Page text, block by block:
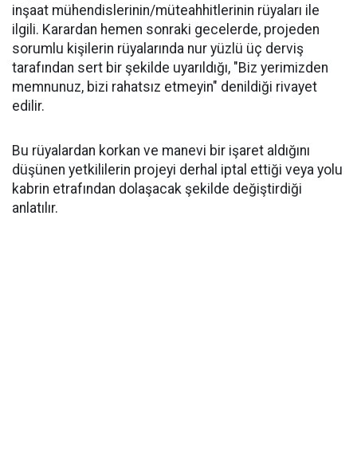
inşaat mühendislerinin/müteahhitlerinin rüyaları ile
ilgili. Karardan hemen sonraki gecelerde, projeden
sorumlu kişilerin rüyalarında nur yüzlü üç derviş
tarafından sert bir şekilde uyarıldığı, "Biz yerimizden
memnunuz, bizi rahatsız etmeyin" denildiği rivayet
edilir.
Bu rüyalardan korkan ve manevi bir işaret aldığını
düşünen yetkililerin projeyi derhal iptal ettiği veya yolu
kabrin etrafından dolaşacak şekilde değiştirdiği
anlatılır.